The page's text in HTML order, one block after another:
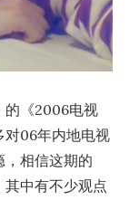
的《2006电视
对06年内地电视
相信这期的
其中有不少观点